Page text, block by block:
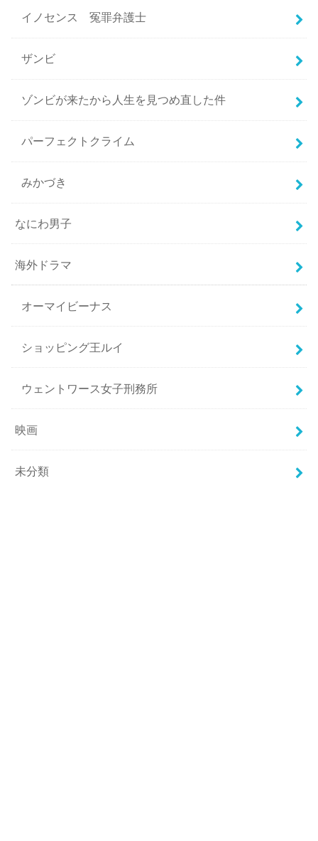
イノセンス 冤罪弁護士
ザンビ
ゾンビが来たから人生を見つめ直した件
パーフェクトクライム
みかづき
なにわ男子
海外ドラマ
オーマイビーナス
ショッピング王ルイ
ウェントワース女子刑務所
映画
未分類